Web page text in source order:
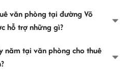
văn phòng tại đường Võ
hỗ trợ những gì?
tại văn phòng cho thuê